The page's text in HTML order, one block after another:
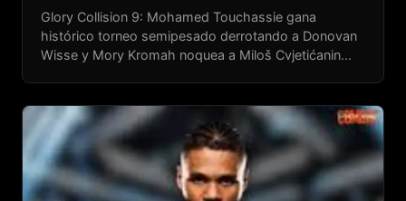
Glory Collision 9: Mohamed Touchassie gana
histórico torneo semipesado derrotando a Donovan
Wisse y Mory Kromah noquea a Miloš Cvjetićanin...